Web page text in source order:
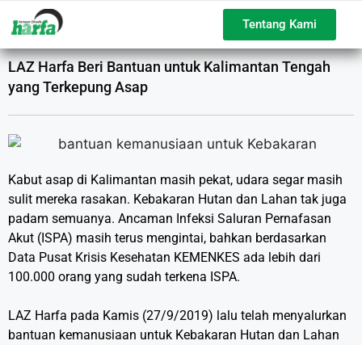
Tentang Kami
LAZ Harfa Beri Bantuan untuk Kalimantan Tengah
yang Terkepung Asap
Kabut asap di Kalimantan masih pekat, udara segar masih
sulit mereka rasakan. Kebakaran Hutan dan Lahan tak juga
padam semuanya. Ancaman Infeksi Saluran Pernafasan
Akut (ISPA) masih terus mengintai, bahkan berdasarkan
Data Pusat Krisis Kesehatan KEMENKES ada lebih dari
100.000 orang yang sudah terkena ISPA.⁣
LAZ Harfa pada Kamis (27/9/2019) lalu telah menyalurkan
bantuan kemanusiaan untuk Kebakaran Hutan dan Lahan